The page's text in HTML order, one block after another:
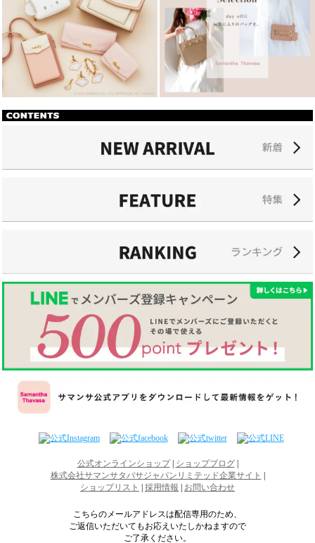
公式オンラインショップ| ショップブログ|
株式会社サマンサタバサジャパンリミテッド企業サイト
ショップリスト
採用情報 お問い合わせ
こちらのメールアドレスは配信専用のため、
ご返信いただいてもお応えいたしかねますので
ご了承ください。